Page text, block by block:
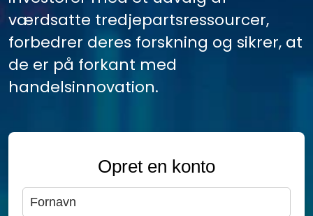
værdsatte tredjepartsressourcer,
forbedrer deres forskning og sikrer, at
de er på forkant med
handelsinnovation.